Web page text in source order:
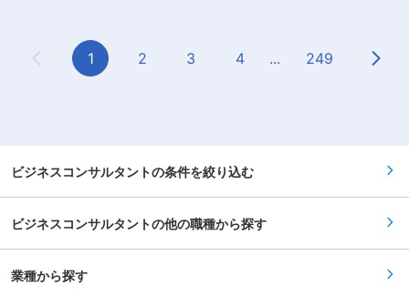
いるクライアントは、企業、官公庁、業界団体、
教育機関など幅広く、また国内外問いません。 ま
た、2025年1月〜12月までに取引のあった企業の
成、危機発生時のコンサルティング、企業トップ
アワードグランプリ、ADFESTほか国内外のPR業
界のアワードも数多く受賞。 【非常に高い定着
率】現在、新卒：中途では約6：4の割合。2025
国平均離職率15.4％／厚生労働省「令和5年雇用
え、将来的にはチームマネジメントや組織成果の
最大化も担っていただきます。 ■お問い合わせ例
「新サービスの市場投入にあたり、再現性のある
わせ、テレマーケティング代行／営業研修／組織
整備などのサービスを提案 ・受注後は実際に顧客
と並走し企業課題の改善を推進 ※大手からベンチ
せを頂いております。 ※受注後、プロジェクトチ
ことが出来ます。 ■評価制度／インセンティブ
・個人売上に対して5%を翌月給与に上乗せ支
Previous Page
1 2 3 4 ... 249
ビジネスコンサルタントの条件を絞り込む
ビジネスコンサルタントの他の職種から探す
業種から探す